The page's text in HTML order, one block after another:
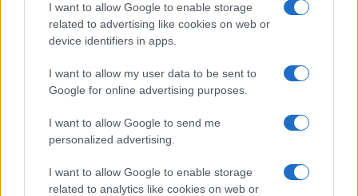
I want to allow Google to enable storage
related to advertising like cookies on web or
device identifiers in apps.
I want to allow my user data to be sent to
Google for online advertising purposes.
I want to allow Google to send me
personalized advertising.
I want to allow Google to enable storage
related to analytics like cookies on web or
ESG AZIENDE